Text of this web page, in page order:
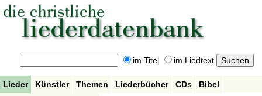
im Titel im Liedtext
Lieder Künstler Themen Liederbücher CDs
Bibel